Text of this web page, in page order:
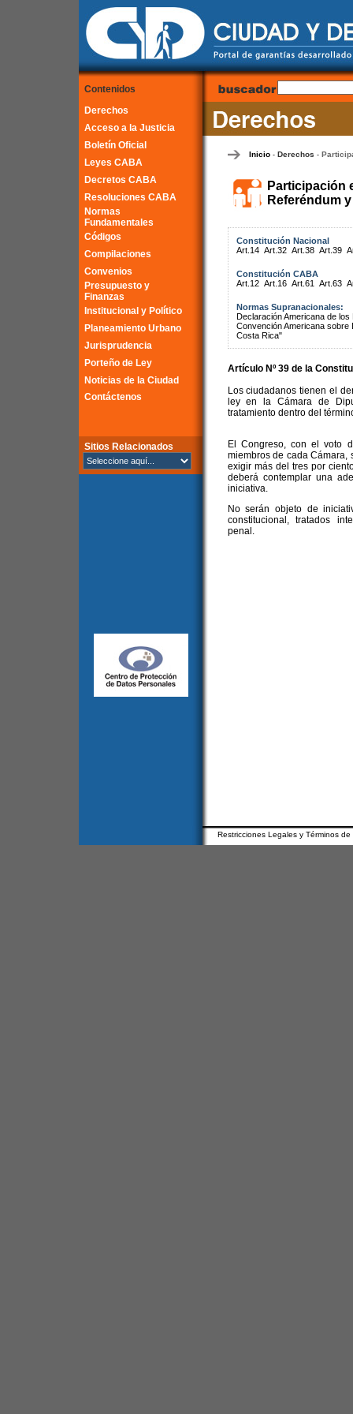
Contenidos
Derechos
Acceso a la Justicia
Boletín Oficial
Leyes CABA
Decretos CABA
Resoluciones CABA
Normas
Fundamentales
Códigos
Compilaciones
Convenios
Presupuesto y
Finanzas
Institucional y Político
Planeamiento Urbano
Jurisprudencia
Porteño de Ley
Noticias de la Ciudad
Contáctenos
Sitios Relacionados
Inicio- Derechos -
Participación
Referéndum
Constitución Nacional
Art.14 Art.32 Art.38 Art.39
Constitución CABA
Art.12 Art.16 Art.61 Art.63
Normas Supranacionales:
Declaración Americana de
Convención Americana
Costa Rica"
Artículo Nº 39 de la
Los ciudadanos tienen el
ley en la Cámara de
tratamiento dentro del
El Congreso, con el voto
miembros de cada
exigir más del tres por
deberá contemplar una
iniciativa.
No serán objeto de
constitucional, tratados
penal.
Restricciones Legales y Términos de